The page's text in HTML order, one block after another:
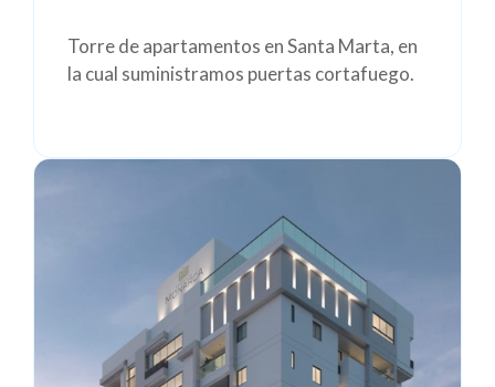
Torre de apartamentos en Santa Marta, en
la cual suministramos puertas cortafuego.